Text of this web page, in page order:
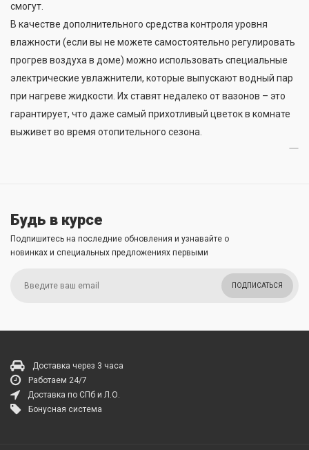
смогут.
В качестве дополнительного средства контроля уровня
влажности (если вы не можете самостоятельно регулировать
прогрев воздуха в доме) можно использовать специальные
электрические увлажнители, которые выпускают водный пар
при нагреве жидкости. Их ставят недалеко от вазонов – это
гарантирует, что даже самый прихотливый цветок в комнате
выживет во время отопительного сезона.
Будь в курсе
Подпишитесь на последние обновления и узнавайте о
новинках и специальных предложениях первыми
ПОДПИСАТЬСЯ
Доставка через 3 часа
Работаем 24/7
Доставка по СПб и Л.О.
Бонусная система